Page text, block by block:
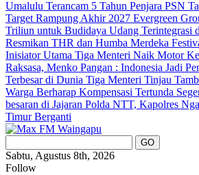
Umalulu Terancam 5 Tahun Penjara PSN
Target Rampung Akhir 2027 Evergreen
Triliun untuk Budidaya Udang Terintegrasi
Resmikan THR dan Humba Merdeka
Inisiator Utama Tiga Menteri Naik Motor
Raksasa, Menko Pangan : Indonesia Jadi
Terbesar di Dunia Tiga Menteri Tinjau
Warga Berharap Kompensasi Tertunda
besaran di Jajaran Polda NTT, Kapolres
Timur Berganti
Sabtu, Agustus 8th, 2026
Follow